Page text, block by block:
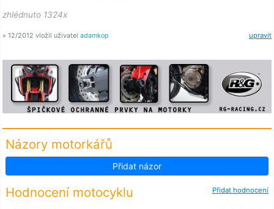
zhlédnuto 1324x
upravit
» 12/2012 vložil uživatel adamkop
Názory motorkářů
Přidat názor
Přidat hodnocení
Hodnocení motocyklu